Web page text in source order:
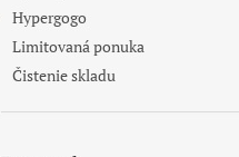
Hypergogo
Limitovaná ponuka
Čistenie skladu